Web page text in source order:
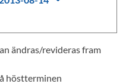
ändras/revideras fram
höstterminen